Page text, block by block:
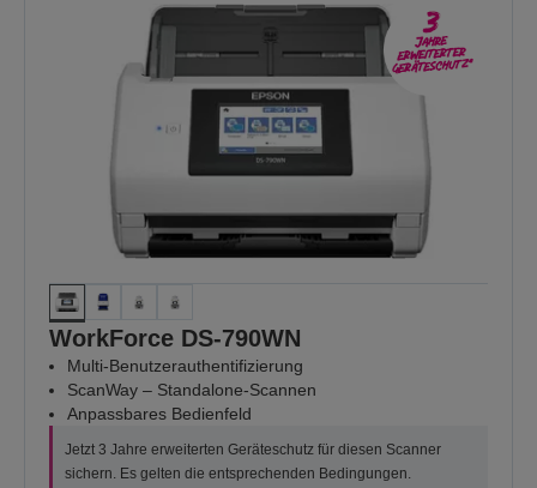
WorkForce DS-790WN
Multi-Benutzerauthentifizierung
ScanWay – Standalone-Scannen
Anpassbares Bedienfeld
Jetzt 3 Jahre erweiterten Geräteschutz für diesen Scanner
sichern. Es gelten die entsprechenden Bedingungen.